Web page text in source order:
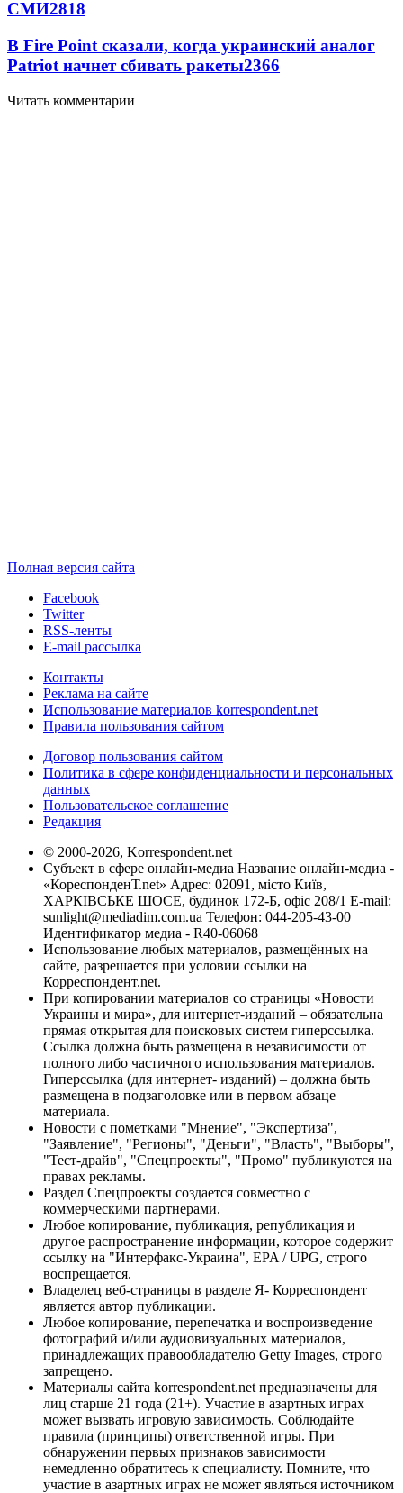
СМИ2818
В Fire Point сказали, когда украинский аналог
Patriot начнет сбивать ракеты2366
Читать комментарии
Полная версия сайта
Facebook
Twitter
RSS-ленты
E-mail рассылка
Контакты
Реклама на сайте
Использование материалов korrespondent.net
Правила пользования сайтом
Договор пользования сайтом
Политика в сфере конфиденциальности и персональных
данных
Пользовательское соглашение
Редакция
© 2000-2026, Korrespondent.net
Субъект в сфере онлайн-медиа Название онлайн-медиа -
«КореспонденТ.net» Адрес: 02091, місто Київ,
ХАРКІВСЬКЕ ШОСЕ, будинок 172-Б, офіс 208/1 E-mail:
sunlight@mediadim.com.ua Телефон: 044-205-43-00
Идентификатор медиа - R40-06068
Использование любых материалов, размещённых на
сайте, разрешается при условии ссылки на
Корреспондент.net.
При копировании материалов со страницы «Новости
Украины и мира», для интернет-изданий – обязательна
прямая открытая для поисковых систем гиперссылка.
Ссылка должна быть размещена в независимости от
полного либо частичного использования материалов.
Гиперссылка (для интернет- изданий) – должна быть
размещена в подзаголовке или в первом абзаце
материала.
Новости с пометками "Мнение", "Экспертиза",
"Заявление", "Регионы", "Деньги", "Власть", "Выборы",
"Тест-драйв", "Спецпроекты", "Промо" публикуются на
правах рекламы.
Раздел Спецпроекты создается совместно с
коммерческими партнерами.
Любое копирование, публикация, републикация и
другое распространение информации, которое содержит
ссылку на "Интерфакс-Украина", EPA / UPG, строго
воспрещается.
Владелец веб-страницы в разделе Я- Корреспондент
является автор публикации.
Любое копирование, перепечатка и воспроизведение
фотографий и/или аудиовизуальных материалов,
принадлежащих правообладателю Getty Images, строго
запрещено.
Материалы сайта korrespondent.net предназначены для
лиц старше 21 года (21+). Участие в азартных играх
может вызвать игровую зависимость. Соблюдайте
правила (принципы) ответственной игры. При
обнаружении первых признаков зависимости
немедленно обратитесь к специалисту. Помните, что
участие в азартных играх не может являться источником